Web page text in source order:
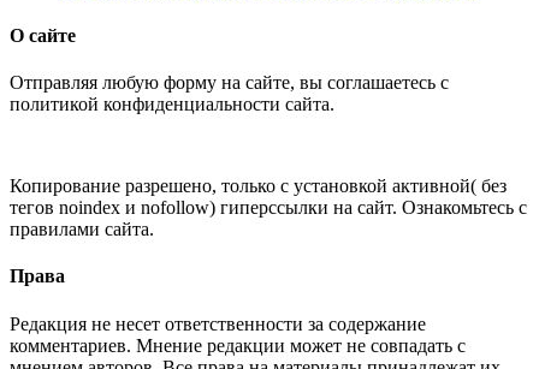
О сайте
Отправляя любую форму на сайте, вы соглашаетесь с
политикой конфиденциальности сайта.
Копирование разрешено, только с установкой активной( без
тегов noindex и nofollow) гиперссылки на сайт. Ознакомьтесь с
правилами сайта.
Права
Редакция не несет ответственности за содержание
комментариев. Мнение редакции может не совпадать с